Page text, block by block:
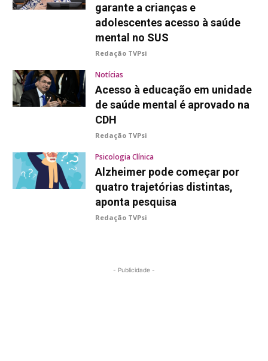
garante a crianças e
adolescentes acesso à saúde
mental no SUS
Redação TVPsi
Notícias
Acesso à educação em unidade
de saúde mental é aprovado na
CDH
Redação TVPsi
Psicologia Clínica
Alzheimer pode começar por
quatro trajetórias distintas,
aponta pesquisa
Redação TVPsi
- Publicidade -